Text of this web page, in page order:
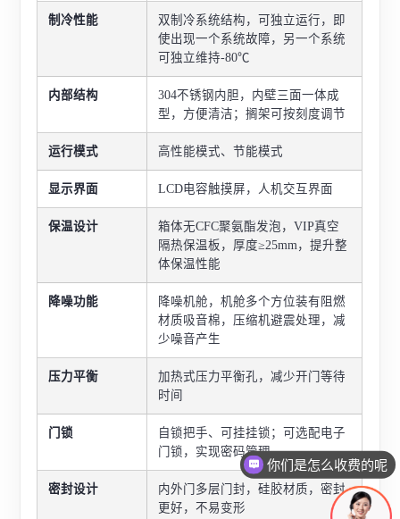
制冷性能
双制冷系统结构，可独立运行，即
使出现一个系统故障，另一个系统
可独立维持-80℃
内部结构
304不锈钢内胆，内壁三面一体成
型，方便清洁；搁架可按刻度调节
运行模式 高性能模式、节能模式
显示界面 LCD电容触摸屏，人机交互界面
保温设计
箱体无CFC聚氨酯发泡，VIP真空
隔热保温板 ，厚度≥25mm，提升整
体保温性能
降噪功能
降噪机舱，机舱多个方位装有阻燃
材质吸音棉，压缩机避震处理，减
少噪音产生
压力平衡
加热式压力平衡孔，减少开门等待
时间
门锁
自锁把手、可挂挂锁；可选配电子
门锁，实现密码管理
密封设计
内外门多层门封，硅胶材质，密封
更好，不易变形
你们是怎么收费的呢